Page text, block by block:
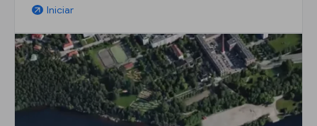
arrow_outward Iniciar